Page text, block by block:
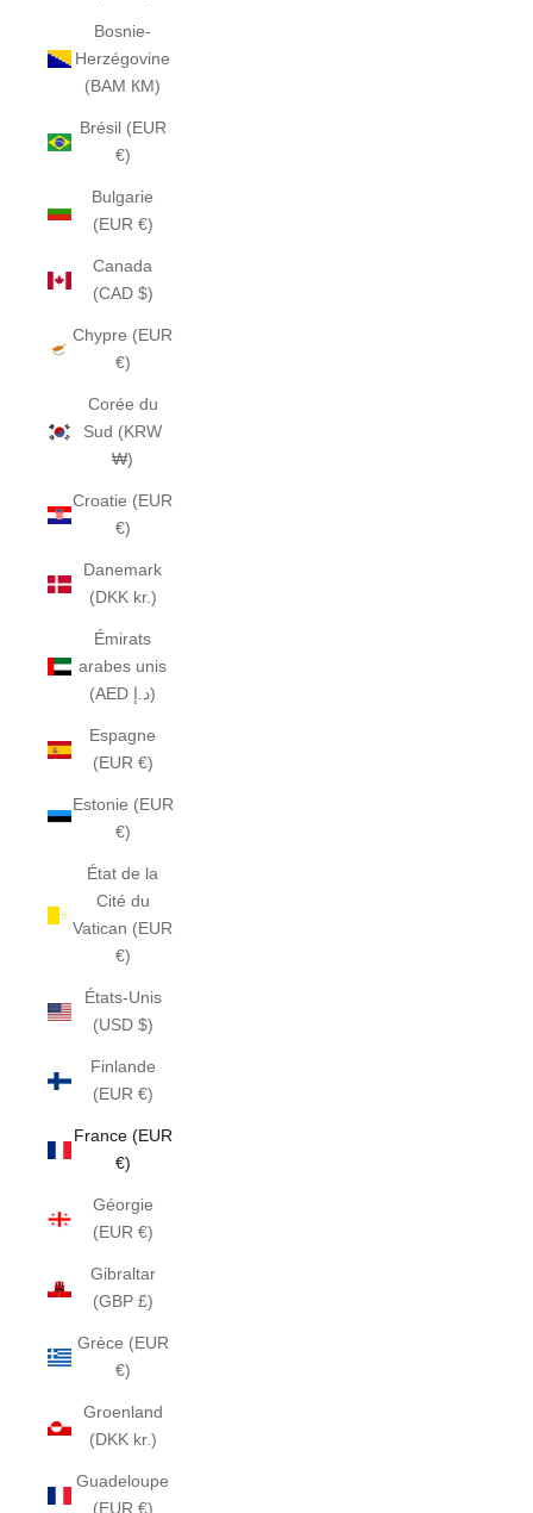
Bosnie-
Herzégovine
(BAM КМ)
Brésil (EUR
€)
Bulgarie
(EUR €)
Canada
(CAD $)
Chypre (EUR
€)
Corée du
Sud (KRW
₩)
Croatie (EUR
€)
Danemark
(DKK kr.)
Émirats
arabes unis
(AED د.إ)
Espagne
(EUR €)
Estonie (EUR
€)
État de la
Cité du
Vatican (EUR
€)
États-Unis
(USD $)
Finlande
(EUR €)
France (EUR
€)
Géorgie
(EUR €)
Gibraltar
(GBP £)
Grèce (EUR
€)
Groenland
(DKK kr.)
Guadeloupe
(EUR €)